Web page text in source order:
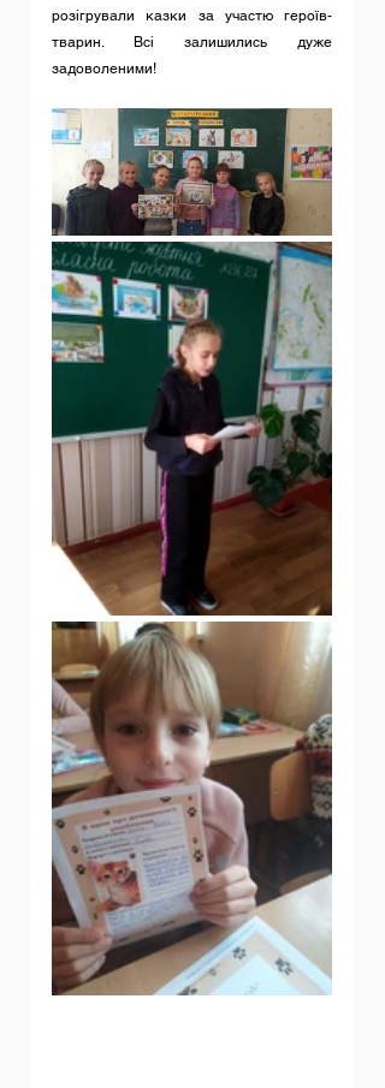
розігрували казки за участю героїв-
тварин. Всі залишились дуже
задоволеними!